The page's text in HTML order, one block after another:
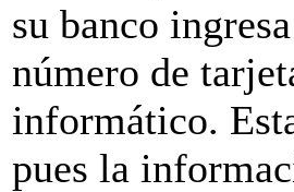
su banco
número de
informático.
pues la